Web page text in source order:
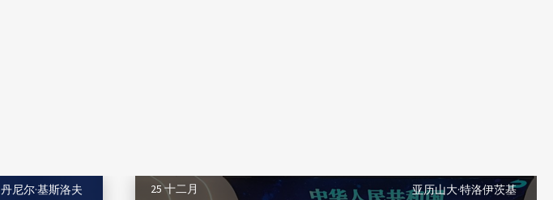
丹尼尔·基斯洛夫 25 十二月 亚历山大·特洛伊茨基